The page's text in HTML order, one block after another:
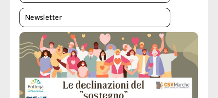
Newsletter